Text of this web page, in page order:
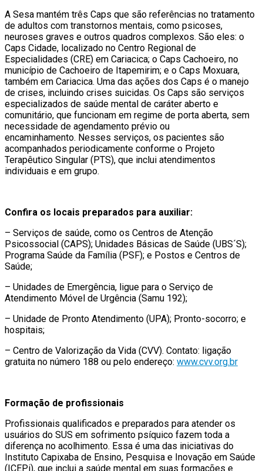
A Sesa mantém três Caps que são referências no tratamento
de adultos com transtornos mentais, como psicoses,
neuroses graves e outros quadros complexos. São eles: o
Caps Cidade, localizado no Centro Regional de
Especialidades (CRE) em Cariacica; o Caps Cachoeiro, no
município de Cachoeiro de Itapemirim; e o Caps Moxuara,
também em Cariacica. Uma das ações dos Caps é o manejo
de crises, incluindo crises suicidas. Os Caps são serviços
especializados de saúde mental de caráter aberto e
comunitário, que funcionam em regime de porta aberta, sem
necessidade de agendamento prévio ou
encaminhamento. Nesses serviços, os pacientes são
acompanhados periodicamente conforme o Projeto
Terapêutico Singular (PTS), que inclui atendimentos
individuais e em grupo.
Confira os locais preparados para auxiliar:
– Serviços de saúde, como os Centros de Atenção
Psicossocial (CAPS); Unidades Básicas de Saúde (UBS´S);
Programa Saúde da Família (PSF); e Postos e Centros de
Saúde;
– Unidades de Emergência, ligue para o Serviço de
Atendimento Móvel de Urgência (Samu 192);
– Unidade de Pronto Atendimento (UPA); Pronto-socorro; e
hospitais;
– Centro de Valorização da Vida (CVV). Contato: ligação
gratuita no número 188 ou pelo endereço: www.cvv.org.br
Formação de profissionais
Profissionais qualificados e preparados para atender os
usuários do SUS em sofrimento psíquico fazem toda a
diferença no acolhimento. Essa é uma das iniciativas do
Instituto Capixaba de Ensino, Pesquisa e Inovação em Saúde
(ICEPi), que inclui a saúde mental em suas formações e